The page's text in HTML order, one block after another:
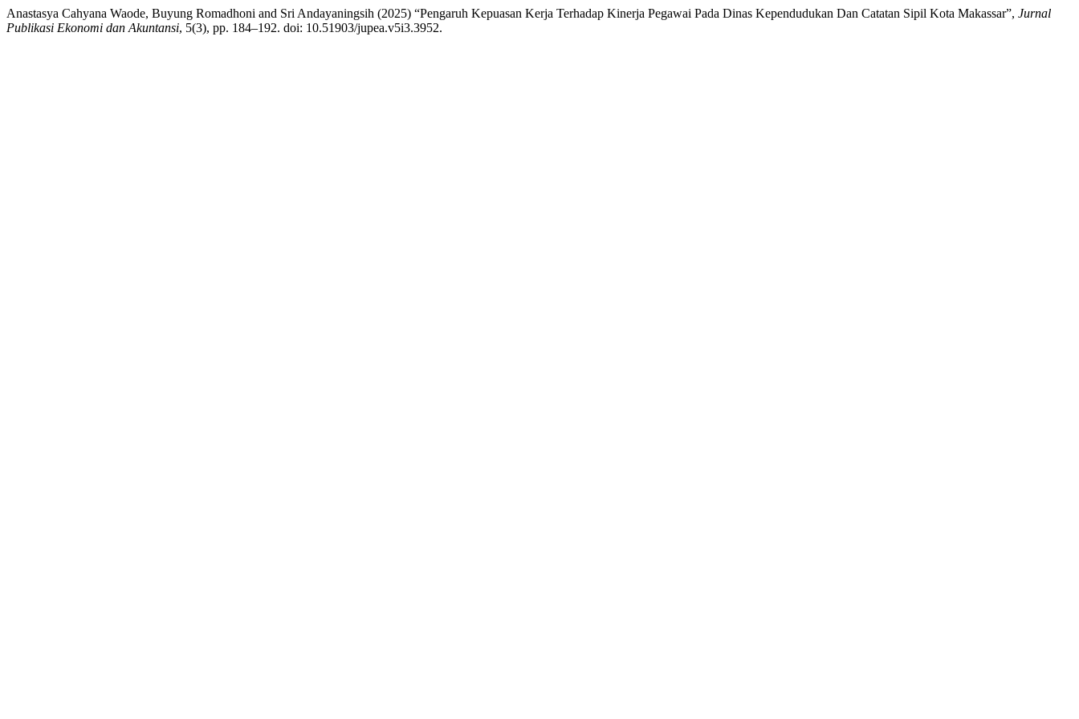
Anastasya Cahyana Waode, Buyung Romadhoni and Sri Andayaningsih (2025) “Pengaruh Kepuasan Kerja Terhadap Kinerja Pegawai Pada Dinas Kependudukan Dan Catatan Sipil Kota Makassar”, Jurnal
Publikasi Ekonomi dan Akuntansi, 5(3), pp. 184–192. doi: 10.51903/jupea.v5i3.3952.